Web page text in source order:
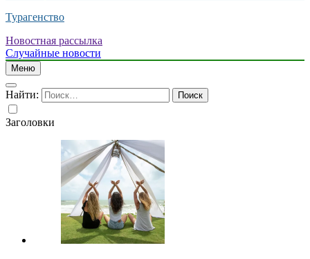
Турагенство
Новостная рассылка
Случайные новости
Меню
Найти:
Заголовки